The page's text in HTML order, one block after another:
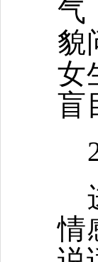
气
貌
女
盲
情